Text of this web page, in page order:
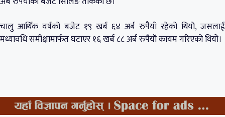
चालु आर्थिक वर्षको बजेट १९ खर्ब ६४ अर्ब रुपैयाँ रहेको थियो, जसलाई
मध्यावधि समीक्षामार्फत घटाएर १६ खर्ब ८८ अर्ब रुपैयाँ कायम गरिएको थियो।